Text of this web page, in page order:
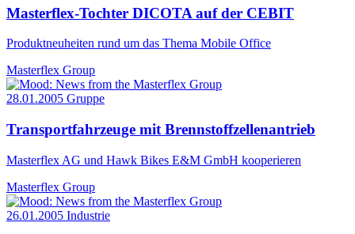
Masterflex-Tochter DICOTA auf der CEBIT
Produktneuheiten rund um das Thema Mobile Office
Masterflex Group
28.01.2005 Gruppe
Transportfahrzeuge mit Brennstoffzellenantrieb
Masterflex AG und Hawk Bikes E&M GmbH kooperieren
Masterflex Group
26.01.2005 Industrie